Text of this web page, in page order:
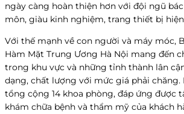
ngày càng hoàn thiện hơn với đội ngũ
môn, giàu kinh nghiệm, trang thiết bị
Với thế mạnh về con người và máy móc,
Hàm Mặt Trung Ương Hà Nội mang đến
trong khu vực và những tỉnh thành lân
dạng, chất lượng với mức giá phải chăng.
tổng cộng 14 khoa phòng, đáp ứng được
khám chữa bệnh và thẩm mỹ của khách